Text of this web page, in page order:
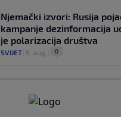
Njemački izvori: Rusija
kampanje dezinformacija
je polarizacija društva
SVIJET 5. aug. 0